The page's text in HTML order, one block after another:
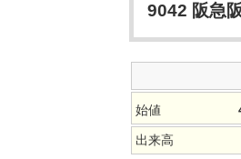
9042 阪急
始値
出来高